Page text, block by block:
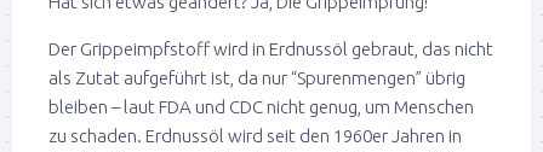
Der Grippeimpfstoff wird in Erdnussöl gebraut, das nicht
als Zutat aufgeführt ist, da nur “Spurenmengen” übrig
bleiben – laut FDA und CDC nicht genug, um Menschen
zu schaden. Erdnussöl wird seit den 1960er Jahren in